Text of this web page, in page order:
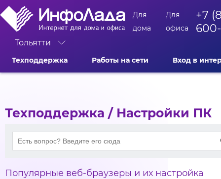
Тольятти
Для
дома
Для
офиса
+7
Техподдержка Работы на сети Вход в
Техподдержка / Настройки ПК
Популярные веб-браузеры и их настройка